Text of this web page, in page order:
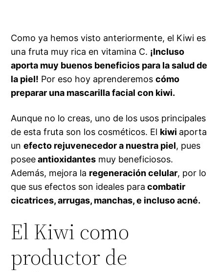
Como ya hemos visto anteriormente, el Kiwi es
una fruta muy rica en vitamina C. ¡Incluso
aporta muy buenos beneficios para la salud de
la piel! Por eso hoy aprenderemoscómo
preparar una mascarilla facial con kiwi.
Aunque no lo creas, uno de los usos principales
de esta fruta son los cosméticos. El kiwi aporta
unefecto rejuvenecedor a nuestra piel, pues
poseeantioxidantes muy beneficiosos.
Además, mejora la regeneración celular, por lo
que sus efectos son ideales para combatir
cicatrices, arrugas, manchas, e incluso acné.
El Kiwi como
productor de